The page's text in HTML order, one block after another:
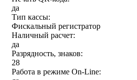
да
Тип кассы:
Фискальный регистратор
Наличный расчет:
да
Разрядность, знаков:
28
Работа в режиме On-Line: